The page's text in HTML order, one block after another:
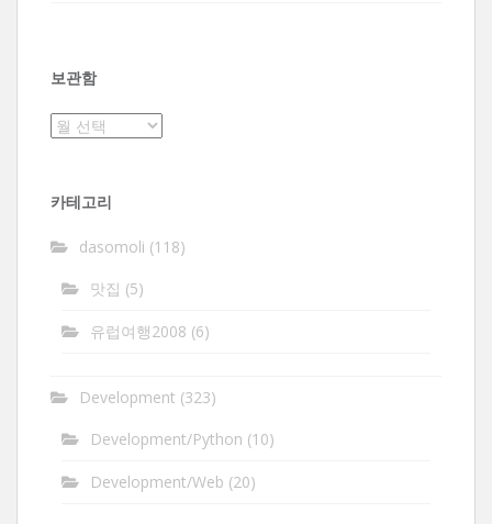
보관함
보
카테고리
dasomoli (118)
맛집 (5)
유럽여행2008 (6)
Development (323)
Development/Python (10)
Development/Web (20)